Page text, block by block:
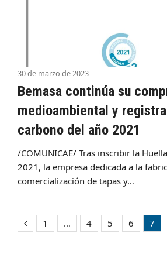
30 de marzo de 2023
Bemasa continúa su
medioambiental y
carbono del año 2021
/COMUNICAE/ Tras inscribir la
2021, la empresa dedicada a la
comercialización de tapas y…
AnteriorPage
1 … Page
4 Page
5 Page
6 Page
7